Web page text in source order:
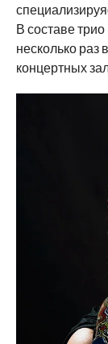
В составе
несколько раз
концертных